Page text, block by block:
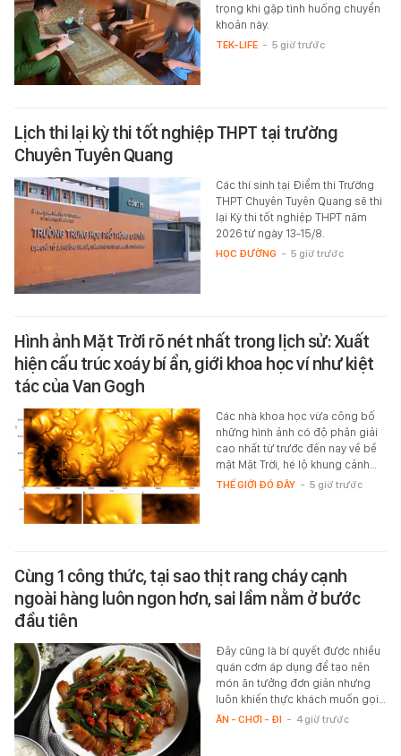
trọng khi gặp tình huống chuyển
khoản này.
TEK-LIFE - 5 giờ trước
Lịch thi lại kỳ thi tốt nghiệp THPT tại trường
Chuyên Tuyên Quang
Các thí sinh tại Điểm thi Trường
THPT Chuyên Tuyên Quang sẽ thi
lại Kỳ thi tốt nghiệp THPT năm
2026 từ ngày 13-15/8.
HỌC ĐƯỜNG - 5 giờ trước
Hình ảnh Mặt Trời rõ nét nhất trong lịch sử: Xuất
hiện cấu trúc xoáy bí ẩn, giới khoa học ví như kiệt
tác của Van Gogh
Các nhà khoa học vừa công bố
những hình ảnh có độ phân giải
cao nhất từ trước đến nay về bề
mặt Mặt Trời, hé lộ khung cảnh…
THẾ GIỚI ĐÓ ĐÂY - 5 giờ trước
Cùng 1 công thức, tại sao thịt rang cháy cạnh
ngoài hàng luôn ngon hơn, sai lầm nằm ở bước
đầu tiên
Đây cũng là bí quyết được nhiều
quán cơm áp dụng để tạo nên
món ăn tưởng đơn giản nhưng
luôn khiến thực khách muốn gọi…
ĂN - CHƠI - ĐI - 4 giờ trước